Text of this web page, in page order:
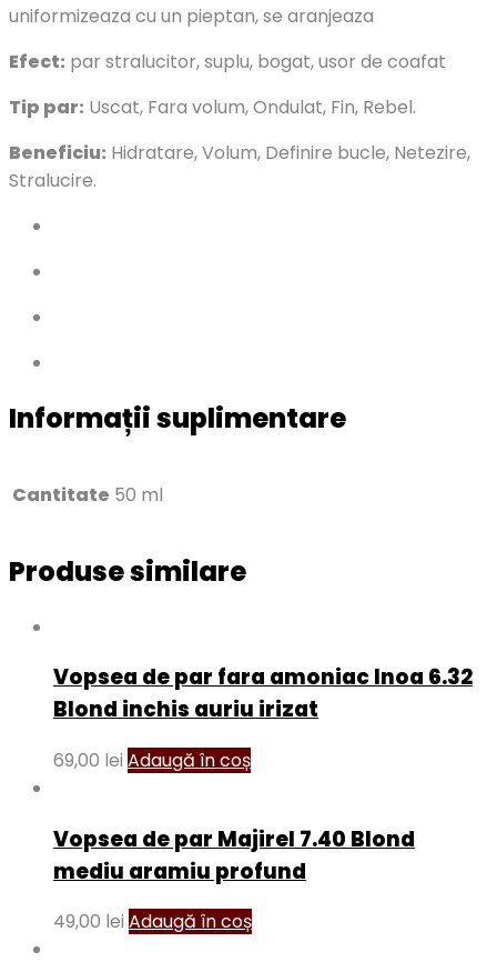
uniformizeaza cu un pieptan, se aranjeaza
Efect: par stralucitor, suplu, bogat, usor de coafat
Tip par: Uscat, Fara volum, Ondulat, Fin, Rebel.
Beneficiu: Hidratare, Volum, Definire bucle, Netezire,
Stralucire.
Informații suplimentare
Cantitate 50 ml
Produse similare
Vopsea de par fara amoniac Inoa 6.32
Blond inchis auriu irizat
69,00 lei Adaugă în coș
Vopsea de par Majirel 7.40 Blond
mediu aramiu profund
49,00 lei Adaugă în coș